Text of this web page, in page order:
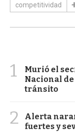
competitividad
1
Murió el
Nacional
tránsito
2
Alerta
fuertes y